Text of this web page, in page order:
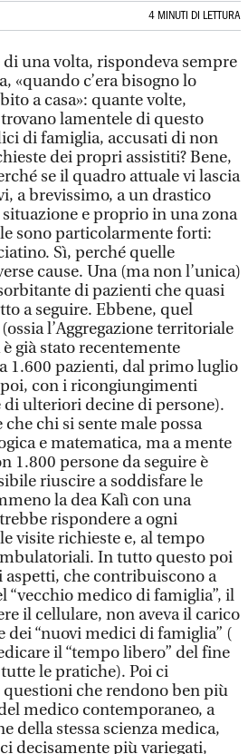
4 MINUTI DI LETTURA
una volta, rispondeva sempre
«quando c’era bisogno lo
a casa»: quante volte,
lamentele di questo
di famiglia, accusati di non
dei propri assistiti? Bene,
se il quadro attuale vi lascia
a brevissimo, a un drastico
e proprio in una zona
sono particolarmente forti:
Sì, perché quelle
cause. Una (ma non l’unica)
di pazienti che quasi
a seguire. Ebbene, quel
l’Aggregazione territoriale
già stato recentemente
1.600 pazienti, dal primo luglio
poi, con i ricongiungimenti
ulteriori decine di persone).
chi si sente male possa
e matematica, ma a mente
1.800 persone da seguire è
riuscire a soddisfare le
la dea Kalì con una
rispondere a ogni
visite richieste e, al tempo
In tutto questo poi
aspetti, che contribuiscono a
“vecchio medico di famiglia”, il
il cellulare, non aveva il carico
“nuovi medici di famiglia” (
il “tempo libero” del fine
le pratiche). Poi ci
che rendono ben più
medico contemporaneo, a
della stessa scienza medica,
decisamente più variegati,